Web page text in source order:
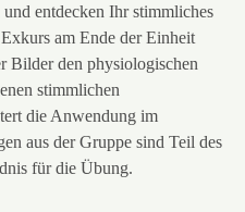
entdecken Ihr stimmliches
am Ende der Einheit
Bilder den physiologischen
stimmlichen
die Anwendung im
aus der Gruppe sind Teil des
für die Übung.